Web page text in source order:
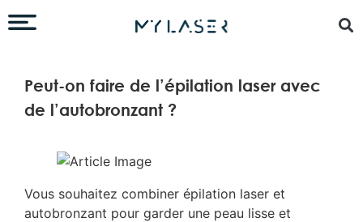
Peut-on faire de l’épilation laser avec
de l’autobronzant ?
Vous souhaitez combiner épilation laser et
autobronzant pour garder une peau lisse et